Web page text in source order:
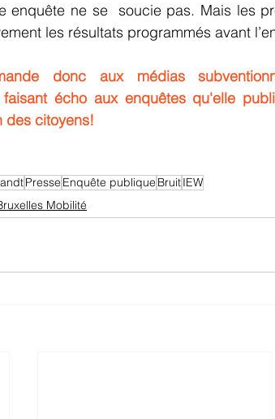
enquête ne se  soucie pas. Mais les
les résultats programmés avant
donc aux médias
faisant écho aux enquêtes qu'elle
des citoyens!
Presse Enquête publique BruitIEW
Mobilité